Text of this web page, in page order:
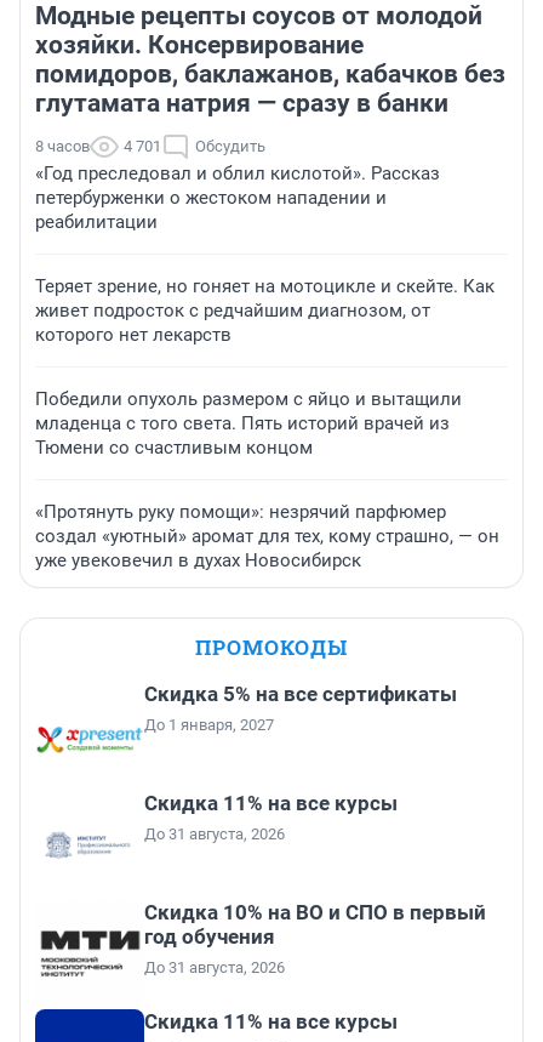
Модные рецепты соусов от молодой
хозяйки. Консервирование
помидоров, баклажанов, кабачков без
глутамата натрия — сразу в банки
8 часов 4 701 Обсудить
«Год преследовал и облил кислотой». Рассказ
петербурженки о жестоком нападении и
реабилитации
Теряет зрение, но гоняет на мотоцикле и скейте. Как
живет подросток с редчайшим диагнозом, от
которого нет лекарств
Победили опухоль размером с яйцо и вытащили
младенца с того света. Пять историй врачей из
Тюмени со счастливым концом
«Протянуть руку помощи»: незрячий парфюмер
создал «уютный» аромат для тех, кому страшно, — он
уже увековечил в духах Новосибирск
ПРОМОКОДЫ
Скидка 5% на все сертификаты
До 1 января, 2027
Скидка 11% на все курсы
До 31 августа, 2026
Скидка 10% на ВО и СПО в первый
год обучения
До 31 августа, 2026
Скидка 11% на все курсы